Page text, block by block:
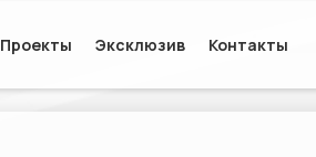
Проекты Эксклюзив Контакты